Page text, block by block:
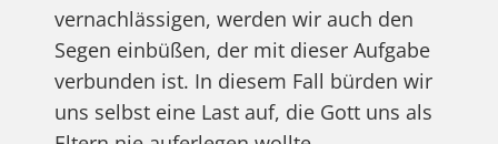
vernachlässigen, werden wir auch den
Segen einbüßen, der mit dieser Aufgabe
verbunden ist. In diesem Fall bürden wir
uns selbst eine Last auf, die Gott uns als